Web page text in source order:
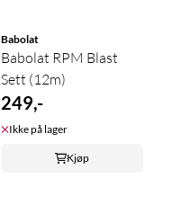
Babolat
Babolat RPM Blast
Sett (12m)
249,-
Ikke på lager
Kjøp